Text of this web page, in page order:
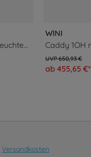
360° Rollcontainer mit 5 Fächer, leuchtend gelb
WINI
Caddy 1OH
ab 455,65 €*
650,93 €
Versandkosten